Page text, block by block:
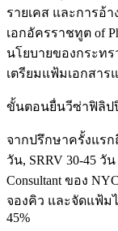
รายเคส และการอ้
เอกอัครราชทูต of
นโยบายของกระทร
เตรียมแฟ้มเอกสาร
ขั้นตอนยื่นวีซ่าฟิลิป
จากปรึกษาครั้งแรกถึ
วัน, SRRV 30-45 วั
Consultant ของ
จองคิว และจัดแฟ้ม
45%